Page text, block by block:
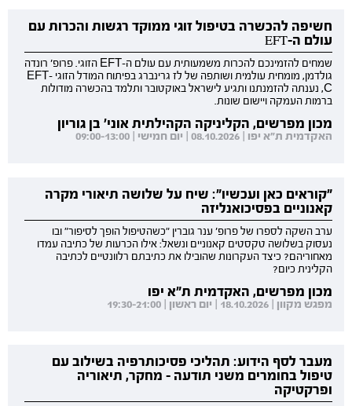
חשיפה להכשרה בטיפול זוגי ממוקד רגשות והכרות עם
עולם ה-EFT
שמחים להזמינכם להכרות משמעותית עם עולם ה-EFT הזוגי. פרופ' רונדה
גולדמן, מומחית עולמית ושותפה של לז גרינברג בפיתוח המודל הזוגי EFT-
C, נענתה להזמנתנו ותגיע לישראל באוקטובר ותלמד בהכשרה מודולות
ברמות העמקה ויישום שונות.
מכון מפרשים, הקליניקה הקהילתית אוני' בן גוריון
האקדמית ת"א יפו | 08.10.2026 | יום חמישי | 09:00-13:00
"קוראים כאן ועכשיו": שיח על שלושה תיאורי מקרה
קאנוניים בפסיכואנליזה
ערב השקה לספרו של פרופ' ענר גוברין "כשהטיפול הופך לסיפור" ובו
נעסוק בשלושה טקסטים קאנוניים ונשאל: אילו הכרעות של כתיבה עמדו
מאחוריהם? כיצד העקרונות שהובילו את כתיבתם רלוונטיים לכתיבה
הקלינית כיום?
מכון מפרשים, האקדמית ת"א יפו
מפגש מקוון | 18.10.2026 | יום ראשון | 19:30-21:00
מעבר לסף הידוע: תהליכי פסיכותרפיה בשילוב עם
טיפול בחומרים משני תודעה - מחקר, תיאוריה
ופרקטיקה